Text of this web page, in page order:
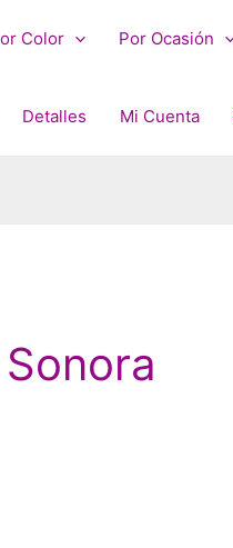
Color Por Ocasión
Detalles Mi Cuenta